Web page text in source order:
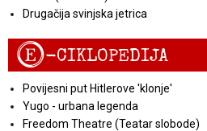
Drugačija svinjska jetrica
E-CIKLOPEDIJA
Povijesni put Hitlerove 'klonje'
Yugo - urbana legenda
Freedom Theatre (Teatar slobode)